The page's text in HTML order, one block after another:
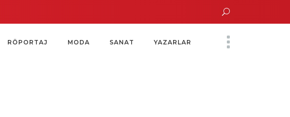
Yoko Ono Sergisi Özel Bir Davetle Açıldı
RÖPORTAJ MODA SANAT YAZARLAR